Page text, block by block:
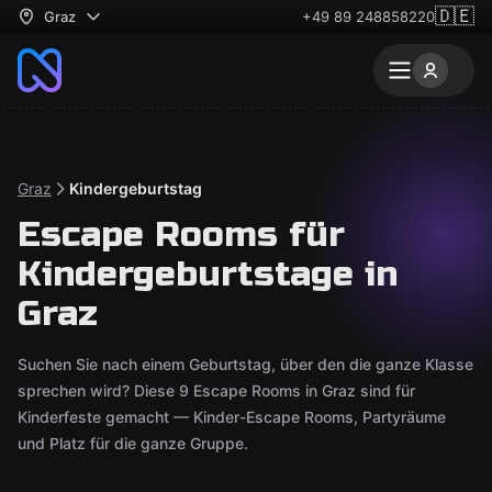
Graz +49 89 248858220🇩🇪
Graz Kindergeburtstag
Escape Rooms für
Kindergeburtstage in
Graz
Suchen Sie nach einem Geburtstag, über den die ganze Klasse
sprechen wird? Diese 9 Escape Rooms in Graz sind für
Kinderfeste gemacht — Kinder-Escape Rooms, Partyräume
und Platz für die ganze Gruppe.